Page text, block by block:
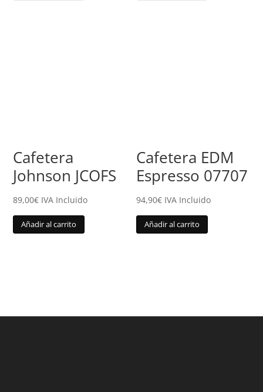
Cafetera
Johnson JCOFS
89,00€ IVA Incluido
Añadir al carrito
Cafetera EDM
Espresso 07707
94,90€ IVA Incluido
Añadir al carrito